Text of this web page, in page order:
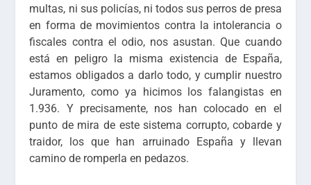
multas, ni sus policías, ni todos sus perros de presa
en forma de movimientos contra la intolerancia o
fiscales contra el odio, nos asustan. Que cuando
está en peligro la misma existencia de España,
estamos obligados a darlo todo, y cumplir nuestro
Juramento, como ya hicimos los falangistas en
1.936. Y precisamente, nos han colocado en el
punto de mira de este sistema corrupto, cobarde y
traidor, los que han arruinado España y llevan
camino de romperla en pedazos.